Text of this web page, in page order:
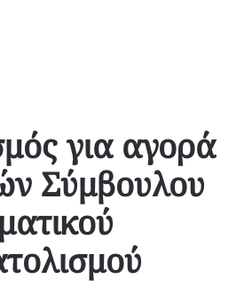
για αγορά
Σύμβουλου